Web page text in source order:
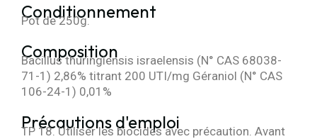
Conditionnement
Pot de 250g.
Composition
Bacillus thuringiensis israelensis (N° CAS 68038-
71-1) 2,86% titrant 200 UTI/mg Géraniol (N° CAS
106-24-1) 0,01%
Précautions d'emploi
TP 18. Utiliser les biocides avec précaution. Avant